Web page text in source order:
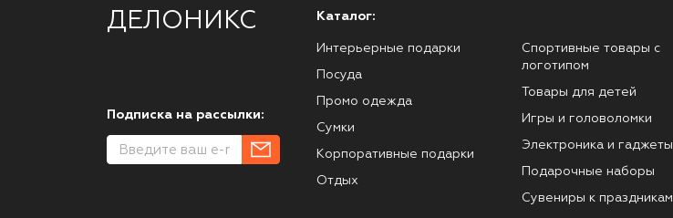
ДЕЛОНИКС
Подписка на рассылки:
Каталог:
Интерьерные подарки
Посуда
Промо одежда
Сумки
Корпоративные подарки
Отдых
Спортивные товары с
логотипом
Товары для детей
Игры и головоломки
Электроника и гаджеты
Подарочные наборы
Сувениры к праздникам